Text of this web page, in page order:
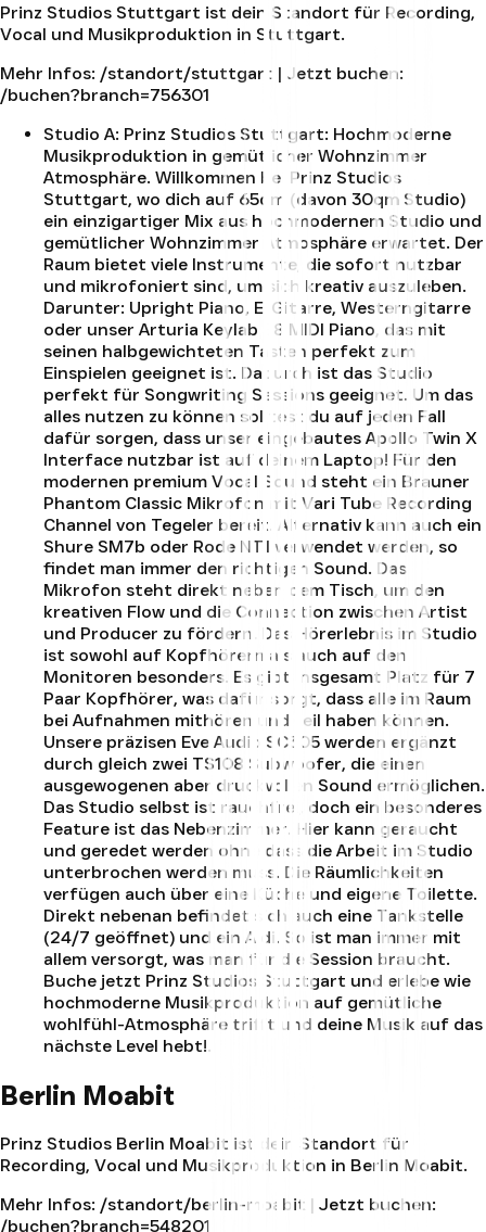
Prinz Studios Stuttgart ist dein Standort für Recording,
Vocal und Musikproduktion in Stuttgart.
Mehr Infos: /standort/stuttgart | Jetzt buchen:
/buchen?branch=756301
Studio A: Prinz Studios Stuttgart: Hochmoderne
Musikproduktion in gemütlicher Wohnzimmer
Atmosphäre. Willkommen bei Prinz Studios
Stuttgart, wo dich auf 65qm (davon 30qm Studio)
ein einzigartiger Mix aus hochmodernem Studio und
gemütlicher Wohnzimmer Atmosphäre erwartet. Der
Raum bietet viele Instrumente, die sofort nutzbar
und mikrofoniert sind, um sich kreativ auszuleben.
Darunter: Upright Piano, E-Gitarre, Westerngitarre
oder unser Arturia Keylab 88 MIDI Piano, das mit
seinen halbgewichteten Tasten perfekt zum
Einspielen geeignet ist. Dadurch ist das Studio
perfekt für Songwriting Sessions geeignet. Um das
alles nutzen zu können solltest du auf jeden Fall
dafür sorgen, dass unser eingebautes Apollo Twin X
Interface nutzbar ist auf deinem Laptop! Für den
modernen premium Vocal Sound steht ein Brauner
Phantom Classic Mikrofon mit Vari Tube Recording
Channel von Tegeler bereit. Alternativ kann auch ein
Shure SM7b oder Rode NT1 verwendet werden, so
findet man immer den richtigen Sound. Das
Mikrofon steht direkt neben dem Tisch, um den
kreativen Flow und die Connection zwischen Artist
und Producer zu fördern. Das Hörerlebnis im Studio
ist sowohl auf Kopfhörern als auch auf den
Monitoren besonders. Es gibt insgesamt Platz für 7
Paar Kopfhörer, was dafür sorgt, dass alle im Raum
bei Aufnahmen mithören und teil haben können.
Unsere präzisen Eve Audio SC305 werden ergänzt
durch gleich zwei TS108 Subwoofer, die einen
ausgewogenen aber druckvollen Sound ermöglichen.
Das Studio selbst ist rauchfrei, doch ein besonderes
Feature ist das Nebenzimmer. Hier kann geraucht
und geredet werden ohne dass die Arbeit im Studio
unterbrochen werden muss. Die Räumlichkeiten
verfügen auch über eine Küche und eigene Toilette.
Direkt nebenan befindet sich auch eine Tankstelle
(24/7 geöffnet) und ein Aldi. So ist man immer mit
allem versorgt, was man für die Session braucht.
Buche jetzt Prinz Studios Stuttgart und erlebe wie
hochmoderne Musikproduktion auf gemütliche
wohlfühl-Atmosphäre trifft und deine Musik auf das
nächste Level hebt!.
Berlin Moabit
Prinz Studios Berlin Moabit ist dein Standort für
Recording, Vocal und Musikproduktion in Berlin Moabit.
Mehr Infos: /standort/berlin-moabit | Jetzt buchen:
/buchen?branch=548201